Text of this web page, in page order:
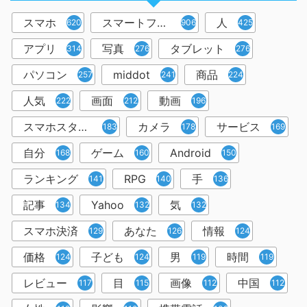
スマホ 6202 スマートフォン 906 人 425
アプリ 314 写真 276 タブレット 276
パソコン 257 middot 241 商品 224
人気 222 画面 212 動画 196
スマホスタンド 183 カメラ 178 サービス 169
自分 168 ゲーム 160 Android 150
ランキング 141 RPG 140 手 136
記事 134 Yahoo 132 気 132
スマホ決済 129 あなた 126 情報 124
価格 124 子ども 124 男 119 時間 119
レビュー 117 目 115 画像 112 中国 112